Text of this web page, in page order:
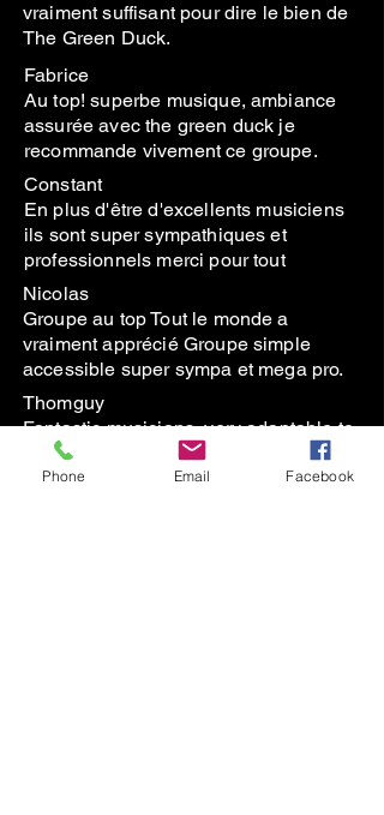
vraiment suffisant pour dire le bien de
The Green Duck.
Fabrice
Au top! superbe musique, ambiance
assurée avec the green duck je
recommande vivement ce groupe.
Constant
En plus d'être d'excellents musiciens
ils sont super sympathiques et
professionnels merci pour tout
Nicolas
Groupe au top Tout le monde a
vraiment apprécié Groupe simple
accessible super sympa et mega pro.
Thomguy
Fantastic musicians, very adaptable to
our ‘flexible’ schedule and friendly
people. Thank you!
Phone Email Facebook